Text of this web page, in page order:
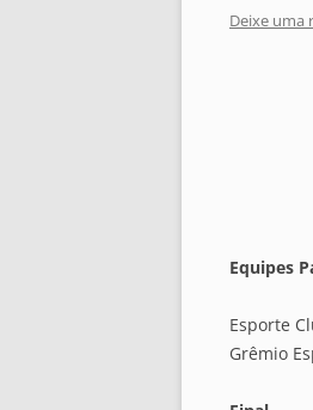
Deixe uma
Equipes
Esporte
Grêmio